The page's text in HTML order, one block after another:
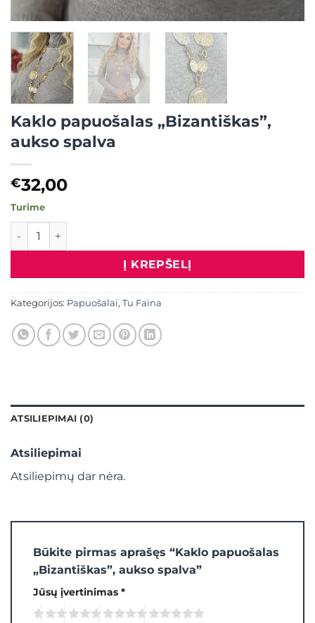
Kaklo papuošalas „Bizantiškas”,
aukso spalva
€32,00
Turime
produkto kiekis: Kaklo papuošalas "Bizantiškas", aukso
Į KREPŠELĮ
Kategorijos: Papuošalai, Tu Faina
ATSILIEPIMAI (0)
Atsiliepimai
Atsiliepimų dar nėra.
Būkite pirmas aprašęs “Kaklo papuošalas
„Bizantiškas”, aukso spalva”
Jūsų įvertinimas *